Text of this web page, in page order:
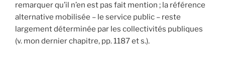
remarquer qu’il n’en est pas fait mention ; la référence
alternative mobilisée – le service public – reste
largement déterminée par les collectivités publiques
(v. mon dernier chapitre, pp. 1187 et s.).